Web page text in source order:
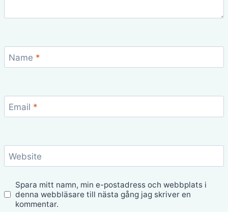
Name *
Email *
Website
Spara mitt namn, min e-postadress och webbplats i
denna webbläsare till nästa gång jag skriver en
kommentar.